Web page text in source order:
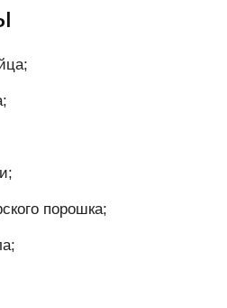
порошка;